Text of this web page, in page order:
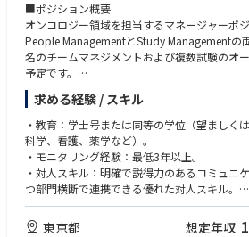
■ポジション概要
オンコロジー領域を担当するマネージャーポ
People ManagementとStudy Managementの
名のチームマネジメントおよび複数試験のオ
予定です。
また、開発戦略部門やメディカル部門など社
ーとの連携が発生し、グローバルチームとの
です。
求める経験 / スキル
・教育：学士号または同等の学位（望ましく
科学、看護、薬学など）。
・モニタリング経験：最低3年以上。
・対人スキル：明確で説得力のあるコミュニ
つ部門横断で連携できる優れた対人スキル。
・柔軟性：変化する要件に柔軟に対応し、信
ーシップを構築・活用できる。
東京都 想定年収